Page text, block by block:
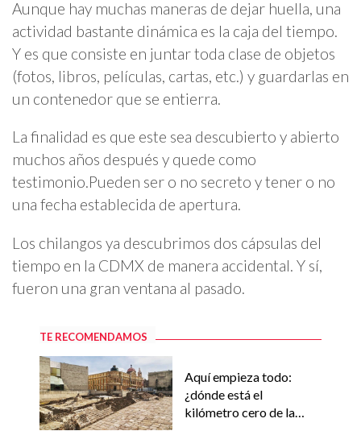
Aunque hay muchas maneras de dejar huella, una
actividad bastante dinámica es la caja del tiempo.
Y es que consiste en juntar toda clase de objetos
(fotos, libros, películas, cartas, etc.) y guardarlas en
un contenedor que se entierra.
La finalidad es que este sea descubierto y abierto
muchos años después y quede como
testimonio.Pueden ser o no secreto y tener o no
una fecha establecida de apertura.
Los chilangos ya descubrimos dos cápsulas del
tiempo en la CDMX de manera accidental. Y sí,
fueron una gran ventana al pasado.
TE RECOMENDAMOS
Aquí empieza todo:
¿dónde está el
kilómetro cero de la